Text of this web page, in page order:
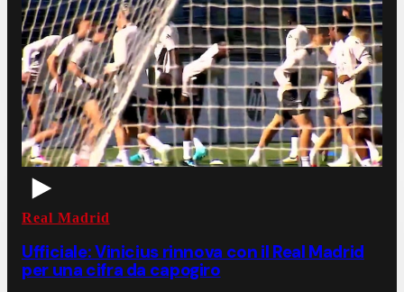
Real Madrid
Ufficiale: Vinicius rinnova con il Real Madrid
per una cifra da capogiro